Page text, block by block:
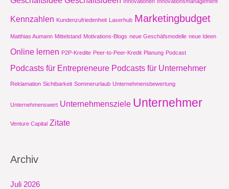
Kennzahlen Kundenzufriedenheit Laserhub Marketingbudget
Matthias Aumann Mittelstand Motivations-Blogs neue Geschäfsmodelle neue Ideen
Online lernen P2P-Kredite Peer-to-Peer-Kredit Planung Podcast
Podcasts für Entrepreneure Podcasts für Unternehmer
Reklamation Sichtbarkeit Sommerurlaub Unternehmensbewertung
Unternehmenswert Unternehmensziele Unternehmer
Venture Capital Zitate
Archiv
Juli 2026